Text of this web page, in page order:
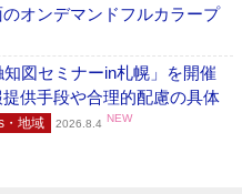
オンデマンドフルカラープ
図セミナーin札幌」を開催
供手段や合理的配慮の具体
・地域 2026.8.4 NEW